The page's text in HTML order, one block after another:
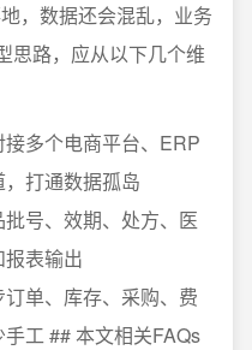
，数据还会混乱，业务
思路，应从以下几个维
多个电商平台、ERP
打通数据孤岛
号、效期、处方、医
表输出
单、库存、采购、费
工 ## 本文相关FAQs